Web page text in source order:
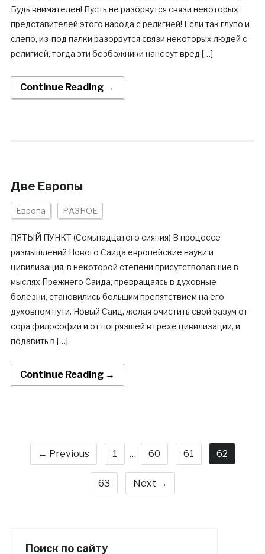
Будь внимателен! Пусть не разорвутся связи некоторых
представителей этого народа с религией! Если так глупо и
слепо, из-под палки разорвутся связи некоторых людей с
религией, тогда эти безбожники нанесут вред […]
Continue Reading →
Две Европы
Европа РАЗНОЕ
ПЯТЫЙ ПУНКТ (Семьнадцатого сияния) В процессе
размышлений Нового Саида европейские науки и
цивилизация, в некоторой степени присутствовавшие в
мыслях Прежнего Саида, превращаясь в духовные
болезни, становились большим препятствием на его
духовном пути. Новый Саид, желая очистить свой разум от
сора философии и от погрязшей в грехе цивилизации, и
подавить в […]
Continue Reading →
← Previous 1 … 60 61 62
63 Next →
Поиск по сайту